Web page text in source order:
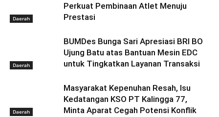
Daerah
Perkuat Pembinaan Atlet Menuju
Prestasi
Daerah
BUMDes Bunga Sari Apresiasi BRI BO
Ujung Batu atas Bantuan Mesin EDC
untuk Tingkatkan Layanan Transaksi
Daerah
Masyarakat Kepenuhan Resah, Isu
Kedatangan KSO PT Kalingga 77,
Minta Aparat Cegah Potensi Konflik